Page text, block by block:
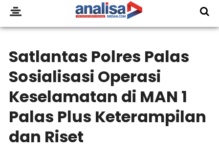
Satlantas Polres Palas
Sosialisasi Operasi
Keselamatan di MAN 1
Palas Plus Keterampilan
dan Riset